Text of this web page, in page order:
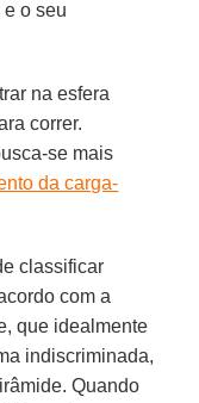
o seu
na esfera
correr.
se mais
da carga-
classificar
com a
que idealmente
indiscriminada,
Quando